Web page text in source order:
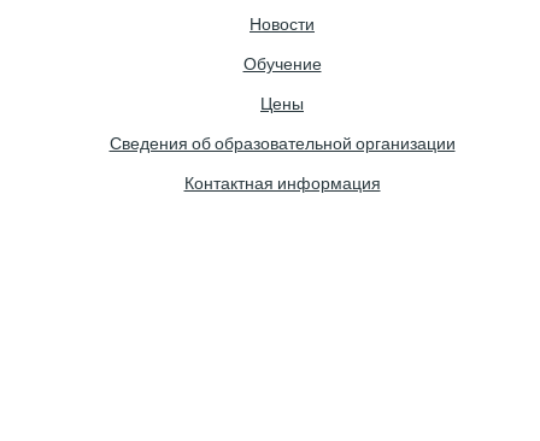
Новости
Обучение
Цены
Сведения об образовательной организации
Контактная информация